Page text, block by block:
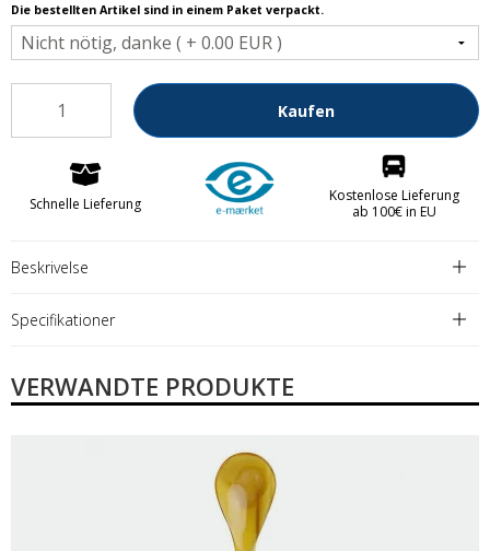
Die bestellten Artikel sind in einem Paket verpackt.
Kaufen
Schnelle Lieferung
Kostenlose Lieferung
ab 100€ in EU
Beskrivelse
Specifikationer
VERWANDTE PRODUKTE